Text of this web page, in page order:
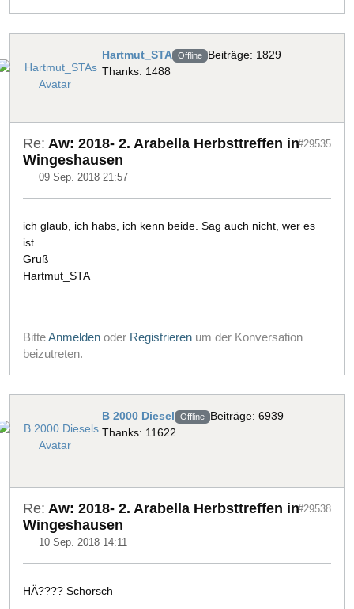
Hartmut_STA Offline Beiträge: 1829
Thanks: 1488
Re: Aw: 2018- 2. Arabella Herbsttreffen in
Wingeshausen
09 Sep. 2018 21:57
#29535
ich glaub, ich habs, ich kenn beide. Sag auch nicht, wer es
ist.
Gruß
Hartmut_STA
BitteAnmelden oder Registrieren um der Konversation
beizutreten.
B 2000 Diesel Offline Beiträge: 6939
Thanks: 11622
Re: Aw: 2018- 2. Arabella Herbsttreffen in
Wingeshausen
10 Sep. 2018 14:11
#29538
HÄ???? Schorsch